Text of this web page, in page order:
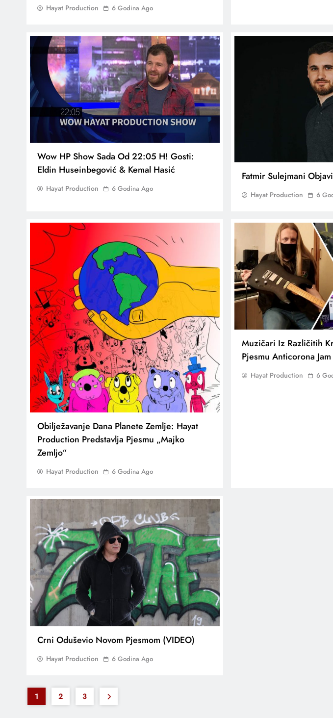
Hayat Production 6 Godina Ago
Wow HP Show Sada Od 22:05 H! Gosti:
Eldin Huseinbegović & Kemal Hasić
Hayat Production 6 Godina Ago
Fatmir Sulejmani
Hayat Production 6
Obilježavanje Dana Planete Zemlje: Hayat
Production Predstavlja Pjesmu „Majko
Zemljo“
Hayat Production 6 Godina Ago
Muzičari Iz Različitih
Pjesmu Anticorona Jam
Hayat Production 6
Crni Oduševio Novom Pjesmom (VIDEO)
Hayat Production 6 Godina Ago
1 2 3